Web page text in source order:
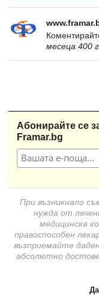
месеца 400
Абонирайте се
Framar.bg
При възникнало
нужда от
медицинска
правоспособен
възприемайте
абсолютно